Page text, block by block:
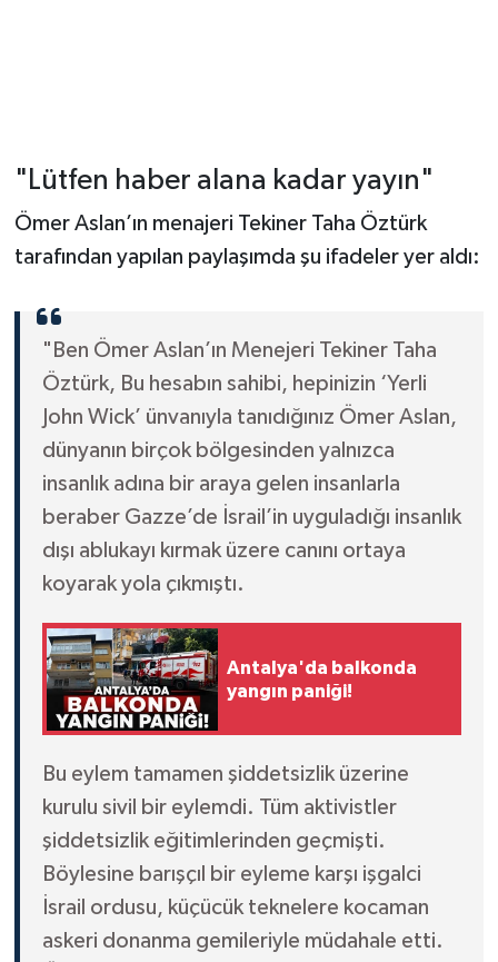
"Lütfen haber alana kadar yayın"
Ömer Aslan’ın menajeri Tekiner Taha Öztürk
tarafından yapılan paylaşımda şu ifadeler yer aldı:
"Ben Ömer Aslan’ın Menejeri Tekiner Taha
Öztürk, Bu hesabın sahibi, hepinizin ‘Yerli
John Wick’ ünvanıyla tanıdığınız Ömer Aslan,
dünyanın birçok bölgesinden yalnızca
insanlık adına bir araya gelen insanlarla
beraber Gazze’de İsrail’in uyguladığı insanlık
dışı ablukayı kırmak üzere canını ortaya
koyarak yola çıkmıştı.
Antalya'da balkonda
yangın paniği!
Bu eylem tamamen şiddetsizlik üzerine
kurulu sivil bir eylemdi. Tüm aktivistler
şiddetsizlik eğitimlerinden geçmişti.
Böylesine barışçıl bir eyleme karşı işgalci
İsrail ordusu, küçücük teknelere kocaman
askeri donanma gemileriyle müdahale etti.